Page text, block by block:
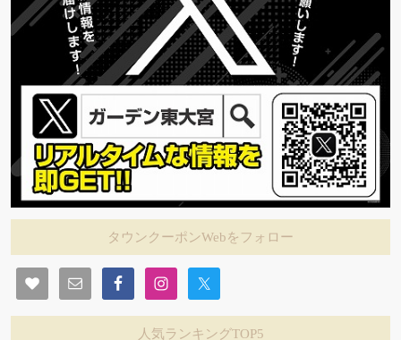
タウンクーポンWebをフォロー
人気ランキングTOP5